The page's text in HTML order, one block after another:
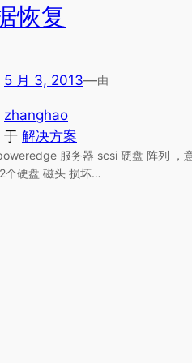
恢复
5 月 3, 2013—由
zhanghao
于 解决方案
服务器 scsi 硬盘 阵列 ，
个硬盘 磁头 损坏…